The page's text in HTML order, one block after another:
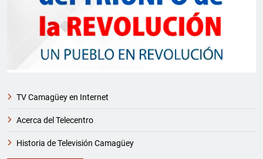
TV Camagüey en Internet
Acerca del Telecentro
Historia de Televisión Camagüey